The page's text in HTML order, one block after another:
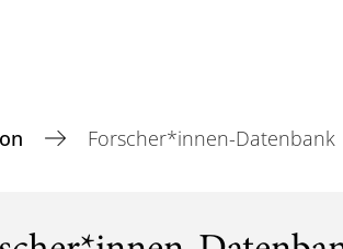
Forscher*innen-Datenbank